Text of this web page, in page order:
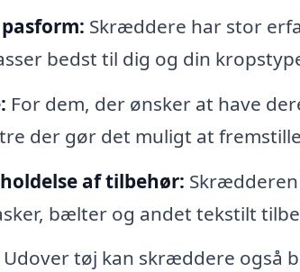
Skræddere har stor
bedst til dig og din
For dem, der ønsker at have
der gør det muligt at
af tilbehør:
bælter og andet tekstilt
Udover tøj kan skræddere også